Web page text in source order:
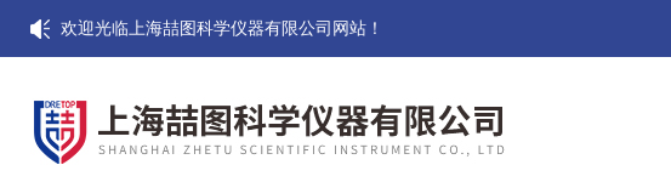
欢迎光临上海喆图科学仪器有限公司网站！